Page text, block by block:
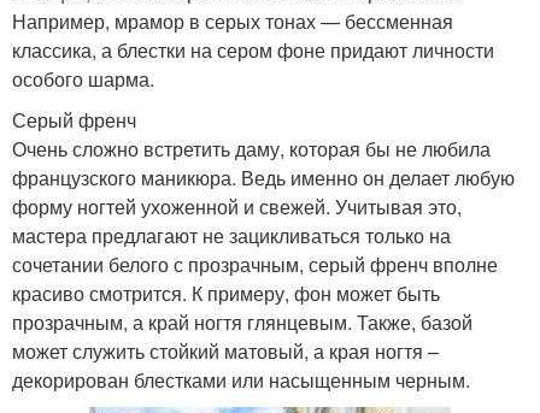
Например, мрамор в серых тонах — бессменная
классика, а блестки на сером фоне придают личности
особого шарма.
Серый френч
Очень сложно встретить даму, которая бы не любила
французского маникюра. Ведь именно он делает любую
форму ногтей ухоженной и свежей. Учитывая это,
мастера предлагают не зацикливаться только на
сочетании белого с прозрачным, серый френч вполне
красиво смотрится. К примеру, фон может быть
прозрачным, а край ногтя глянцевым. Также, базой
может служить стойкий матовый, а края ногтя –
декорирован блестками или насыщенным черным.